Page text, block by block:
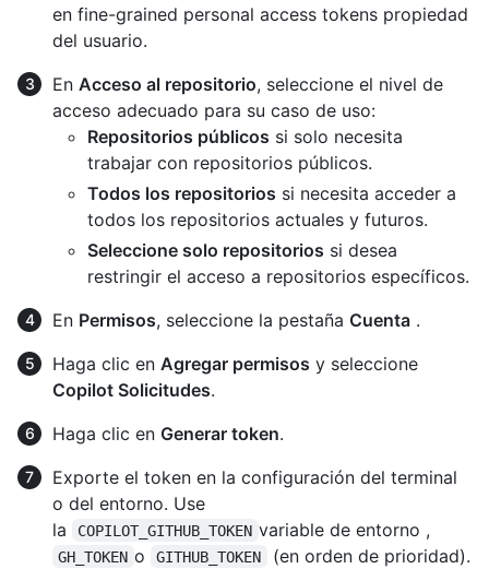
en fine-grained personal access tokens propiedad
del usuario.
En Acceso al repositorio, seleccione el nivel de
acceso adecuado para su caso de uso:
Repositorios públicos si solo necesita
trabajar con repositorios públicos.
Todos los repositorios si necesita acceder a
todos los repositorios actuales y futuros.
Seleccione solo repositorios si desea
restringir el acceso a repositorios específicos.
En Permisos, seleccione la pestaña Cuenta .
Haga clic en Agregar permisos y seleccione
Copilot Solicitudes.
Haga clic en Generar token.
Exporte el token en la configuración del terminal
o del entorno. Use
la
COPILOT_GITHUB_TOKEN variable de entorno ,
GH_TOKEN o GITHUB_TOKEN (en orden de prioridad).